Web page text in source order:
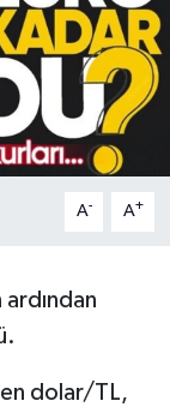
A- A+
dolar/TL,